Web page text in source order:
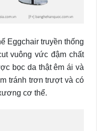
Eggchair truyền thống
vuông vức đậm chất
bọc da thật êm ái và
tránh trơn trượt và có
cơ thể.